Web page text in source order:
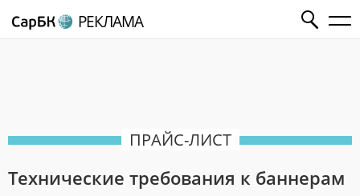
РЕКЛАМА
ПРАЙС-ЛИСТ
Технические требования к баннерам